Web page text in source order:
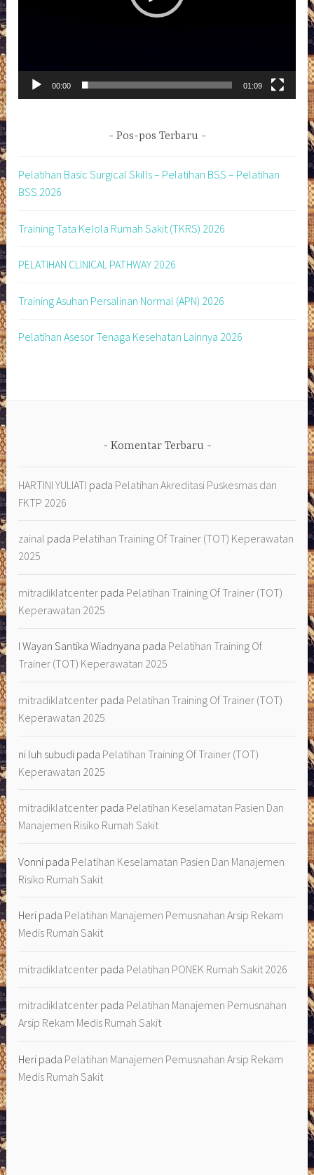
00:00 01:09
Pos-pos Terbaru
Pelatihan Basic Surgical Skills – Pelatihan BSS – Pelatihan
BSS 2026
Training Tata Kelola Rumah Sakit (TKRS) 2026
PELATIHAN CLINICAL PATHWAY 2026
Training Asuhan Persalinan Normal (APN) 2026
Pelatihan Asesor Tenaga Kesehatan Lainnya 2026
Komentar Terbaru
HARTINI YULIATI pada Pelatihan Akreditasi Puskesmas dan
FKTP 2026
zainal pada Pelatihan Training Of Trainer (TOT) Keperawatan
2025
mitradiklatcenter pada Pelatihan Training Of Trainer (TOT)
Keperawatan 2025
I Wayan Santika Wiadnyana pada Pelatihan Training Of
Trainer (TOT) Keperawatan 2025
mitradiklatcenter pada Pelatihan Training Of Trainer (TOT)
Keperawatan 2025
ni luh subudi pada Pelatihan Training Of Trainer (TOT)
Keperawatan 2025
mitradiklatcenter pada Pelatihan Keselamatan Pasien Dan
Manajemen Risiko Rumah Sakit
Vonni pada Pelatihan Keselamatan Pasien Dan Manajemen
Risiko Rumah Sakit
Heri pada Pelatihan Manajemen Pemusnahan Arsip Rekam
Medis Rumah Sakit
mitradiklatcenter pada Pelatihan PONEK Rumah Sakit 2026
mitradiklatcenter pada Pelatihan Manajemen Pemusnahan
Arsip Rekam Medis Rumah Sakit
Heri pada Pelatihan Manajemen Pemusnahan Arsip Rekam
Medis Rumah Sakit